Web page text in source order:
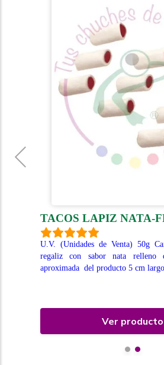
TACOS LAPIZ NATA-
U.V. (Unidades de Venta) 50g
regaliz con sabor nata relleno
aproximada del producto 5 cm
Ver producto